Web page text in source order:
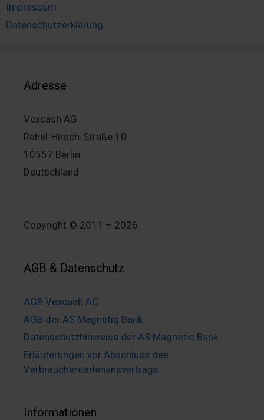
Impressum
Datenschutzerklärung
Adresse
Vexcash AG
Rahel-Hirsch-Straße 10
10557 Berlin
Deutschland
Copyright © 2011 – 2026
AGB & Datenschutz
AGB Vexcash AG
AGB der AS Magnetiq Bank
Datenschutzhinweise der AS Magnetiq Bank
Erläuterungen vor Abschluss des
Verbraucherdarlehensvertrags
Informationen